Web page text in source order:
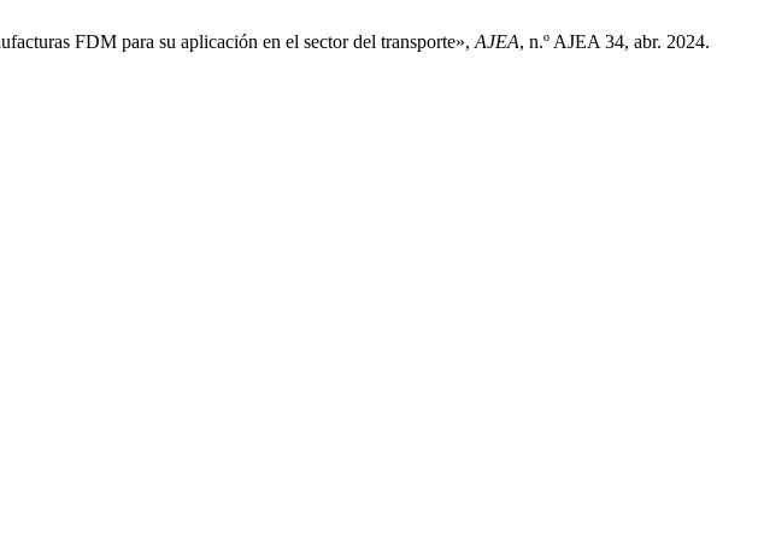
FDM para su aplicación en el sector del transporte», AJEA, n.º AJEA 34, abr. 2024.